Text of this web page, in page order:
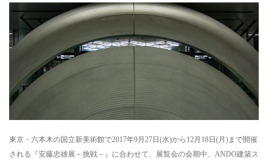
東京・六本木の国立新美術館で2017年9月27日(水)から12月18日(月)まで開催
される『安藤忠雄展－挑戦－』に合わせて、展覧会の会期中、ANDO建築ス